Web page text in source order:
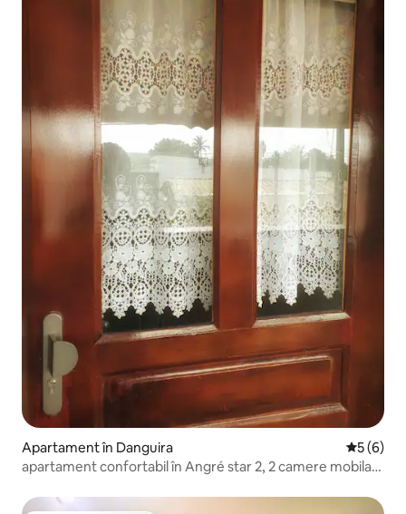
Apartament în Danguira Scor
5 (6)
apartament confortabil în Angré star 2, 2 camere mobilat